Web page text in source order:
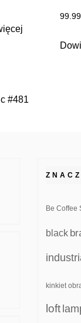
99.99
#481
Be Coffee
black
kinkiet
loft